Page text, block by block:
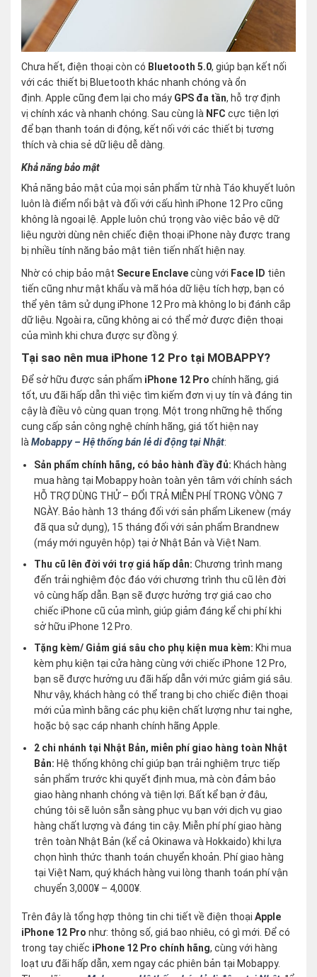
Chưa hết, điện thoại còn có Bluetooth 5.0, giúp bạn kết nối
với các thiết bị Bluetooth khác nhanh chóng và ổn
định. Apple cũng đem lại cho máy GPS đa tần, hỗ trợ định
vị chính xác và nhanh chóng. Sau cùng là NFC cực tiện lợi
để bạn thanh toán di động, kết nối với các thiết bị tương
thích và chia sẻ dữ liệu dễ dàng.
Khả năng bảo mật
Khả năng bảo mật của mọi sản phẩm từ nhà Táo khuyết luôn
luôn là điểm nổi bật và đối với cấu hình iPhone 12 Pro cũng
không là ngoại lệ. Apple luôn chú trọng vào việc bảo vệ dữ
liệu người dùng nên chiếc điện thoại iPhone này được trang
bị nhiều tính năng bảo mật tiên tiến nhất hiện nay.
Nhờ có chip bảo mật Secure Enclavecùng với Face ID tiên
tiến cũng như mật khẩu và mã hóa dữ liệu tích hợp, bạn có
thể yên tâm sử dụng iPhone 12 Pro mà không lo bị đánh cắp
dữ liệu. Ngoài ra, cũng không ai có thể mở được điện thoại
của mình khi chưa được sự đồng ý.
Tại sao nên mua iPhone 12 Pro tại MOBAPPY?
Để sở hữu được sản phẩm iPhone 12 Pro chính hãng, giá
tốt, ưu đãi hấp dẫn thì việc tìm kiếm đơn vị uy tín và đáng tin
cậy là điều vô cùng quan trọng. Một trong những hệ thống
cung cấp sản công nghệ chính hãng, giá tốt hiện nay
là Mobappy – Hệ thống bán lẻ di động tại Nhật:
Sản phẩm chính hãng, có bảo hành đầy đủ: Khách hàng
mua hàng tại Mobappy hoàn toàn yên tâm với chính sách
HỖ TRỢ DÙNG THỬ – ĐỔI TRẢ MIỄN PHÍ TRONG VÒNG 7
NGÀY. Bảo hành 13 tháng đối với sản phẩm Likenew (máy
đã qua sử dụng), 15 tháng đối với sản phẩm Brandnew
(máy mới nguyên hộp) tại ở Nhật Bản và Việt Nam.
Thu cũ lên đời với trợ giá hấp dẫn:Chương trình mang
đến trải nghiệm độc đáo với chương trình thu cũ lên đời
vô cùng hấp dẫn. Bạn sẽ được hưởng trợ giá cao cho
chiếc iPhone cũ của mình, giúp giảm đáng kể chi phí khi
sở hữu iPhone 12 Pro.
Tặng kèm/ Giảm giá sâu cho phụ kiện mua kèm: Khi mua
kèm phụ kiện tại cửa hàng cùng với chiếc iPhone 12 Pro,
bạn sẽ được hưởng ưu đãi hấp dẫn với mức giảm giá sâu.
Như vậy, khách hàng có thể trang bị cho chiếc điện thoại
mới của mình bằng các phụ kiện chất lượng như tai nghe,
hoặc bộ sạc cáp nhanh chính hãng Apple.
2 chi nhánh tại Nhật Bản, miễn phí giao hàng toàn Nhật
Bản: Hệ thống không chỉ giúp bạn trải nghiệm trực tiếp
sản phẩm trước khi quyết định mua, mà còn đảm bảo
giao hàng nhanh chóng và tiện lợi. Bất kể bạn ở đâu,
chúng tôi sẽ luôn sẵn sàng phục vụ bạn với dịch vụ giao
hàng chất lượng và đáng tin cậy. Miễn phí phí giao hàng
trên toàn Nhật Bản (kể cả Okinawa và Hokkaido) khi lựa
chọn hình thức thanh toán chuyển khoản. Phí giao hàng
tại Việt Nam, quý khách hàng vui lòng thanh toán phí vận
chuyển 3,000¥ – 4,000¥.
Trên đây là tổng hợp thông tin chi tiết về điện thoại Apple
iPhone 12 Pro như: thông số, giá bao nhiêu, có gì mới. Để có
trong tay chiếc iPhone 12 Pro chính hãng, cùng với hàng
loạt ưu đãi hấp dẫn, xem ngay các phiên bản tại Mobappy.